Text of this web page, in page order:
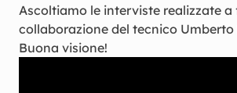
Ascoltiamo le interviste realizzate
collaborazione del tecnico Umberto
Buona visione!